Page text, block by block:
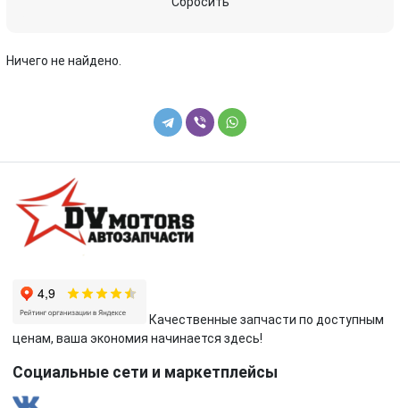
Ничего не найдено.
Качественные запчасти по доступным
ценам, ваша экономия начинается здесь!
Социальные сети и маркетплейсы